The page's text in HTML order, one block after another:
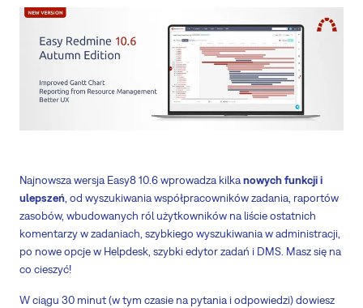
Najnowsza wersja Easy8 10.6 wprowadza kilkanowych funkcji i
ulepszeń , od wyszukiwania współpracowników zadania, raportów
zasobów, wbudowanych ról użytkowników na liście ostatnich
komentarzy w zadaniach, szybkiego wyszukiwania w administracji,
po nowe opcje w Helpdesk, szybki edytor zadań i DMS. Masz się na
co cieszyć!
W ciągu 30 minut (w tym czasie na pytania i odpowiedzi) dowiesz